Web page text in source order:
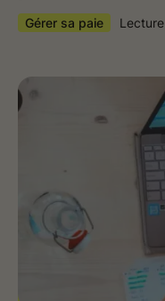
Gérer sa paie Lecture